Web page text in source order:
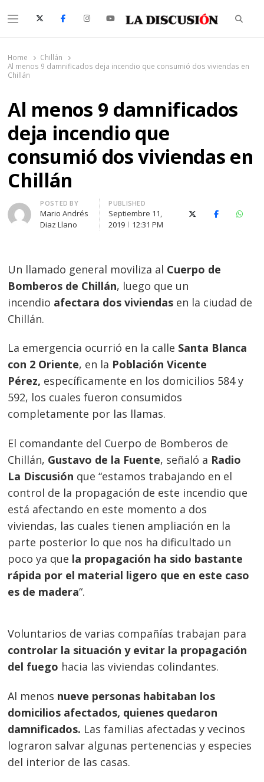
Menu
Home
Chillán
Al menos 9 damnificados deja incendio que consumió dos viviendas en
Chillán
Al menos 9 damnificados
deja incendio que
consumió dos viviendas en
Chillán
Author
POSTED BY
Mario Andrés
Diaz Llano
PUBLISHED
Septiembre 11,
2019
12:31 PM
X (Twitter)Facebook
Un llamado general moviliza al Cuerpo de
Bomberos de Chillán, luego que un
incendio afectara dos viviendas en la ciudad de
Chillán.
La emergencia ocurrió en la calle Santa Blanca
con 2 Oriente, en la Población Vicente
Pérez, específicamente en los domicilios 584 y
592, los cuales fueron consumidos
completamente por las llamas.
El comandante del Cuerpo de Bomberos de
Chillán, Gustavo de la Fuente, señaló a Radio
La Discusión que “estamos trabajando en el
control de la propagación de este incendio que
está afectando en este momento a dos
viviendas, las cuales tienen ampliación en la
parte posterior lo que nos ha dificultado un
poco ya que la propagación ha sido bastante
rápida por el material ligero que en este caso
es de madera“.
Voluntarios de varias compañías trabajan para
controlar la situación y evitar la propagación
del fuego hacia las viviendas colindantes.
Al menos nueve personas habitaban los
domicilios afectados, quienes quedaron
damnificados. Las familias afectadas y vecinos
lograron salvar algunas pertenencias y especies
del interior de las casas.